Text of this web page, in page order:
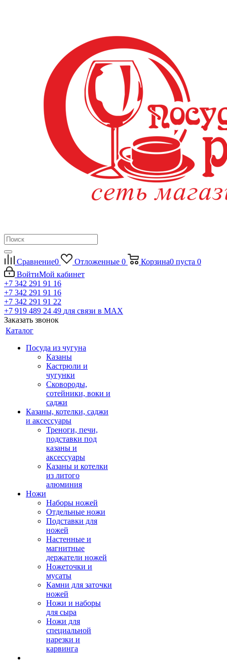
Сравнение0 Отложенные 0 Корзина0 пуста 0
ВойтиМой кабинет
+7 342 291 91 16
+7 342 291 91 16
+7 342 291 91 22
+7 919 489 24 49 для связи в МАХ
Заказать звонок
Каталог
Посуда из чугуна
Казаны
Кастрюли и
чугунки
Сковороды,
сотейники, воки и
саджи
Казаны, котелки, саджи
и аксессуары
Треноги, печи,
подставки под
казаны и
аксессуары
Казаны и котелки
из литого
алюминия
Ножи
Наборы ножей
Отдельные ножи
Подставки для
ножей
Настенные и
магнитные
держатели ножей
Ножеточки и
мусаты
Камни для заточки
ножей
Ножи и наборы
для сыра
Ножи для
специальной
нарезки и
карвинга